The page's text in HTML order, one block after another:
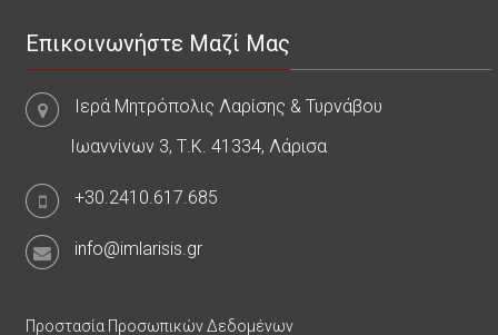
Επικοινωνήστε Μαζί Μας
Ιερά Μητρόπολις Λαρίσης & Τυρνάβου
Ιωαννίνων 3, Τ.Κ. 41334, Λάρισα
+30.2410.617.685
info@imlarisis.gr
Προστασία Προσωπικών Δεδομένων